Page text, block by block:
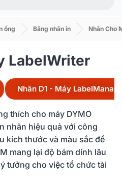
ống Băng nhãn in Nhãn Cho
LabelWriter
Nhãn D1 - Máy
thích cho máy DYMO
nhãn hiệu quả với công
kích thước và màu sắc để
mang lại độ bám dính lâu
tưởng cho việc tổ chức tài